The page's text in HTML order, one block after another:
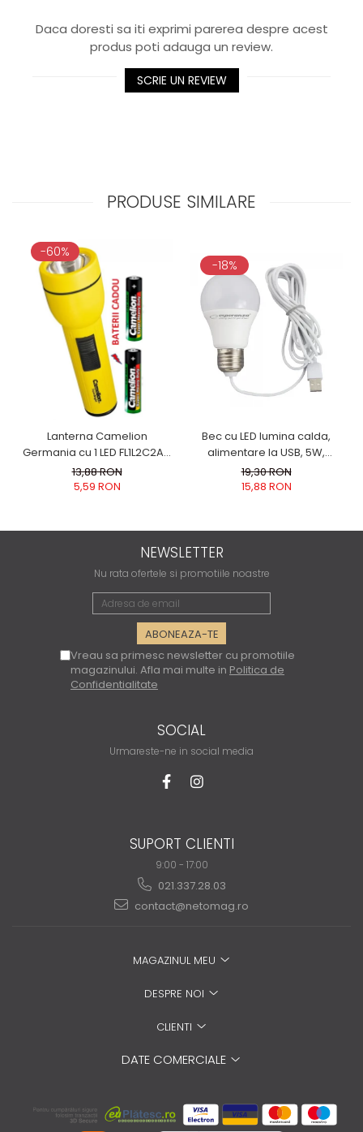
Daca doresti sa iti exprimi parerea despre acest
produs poti adauga un review.
SCRIE UN REVIEW
PRODUSE SIMILARE
-60%
Lanterna Camelion
Germania cu 1 LED FL1L2C2AA
lumina alba super Bright
BATERII AA CADOU
13,88 RON
5,59 RON
-18%
Bec cu LED lumina calda,
alimentare la USB, 5W,
lungime cablu 2.5m
19,30 RON
15,88 RON
NEWSLETTER
Nu rata ofertele si promotiile noastre
Vreau sa primesc newsletter cu promotiile
magazinului. Afla mai multe in Politica de
Confidentialitate
SOCIAL
Urmareste-ne in social media
SUPORT CLIENTI
9:00 - 17:00
021.337.28.03
contact@netomag.ro
MAGAZINUL MEU
DESPRE NOI
CLIENTI
DATE COMERCIALE